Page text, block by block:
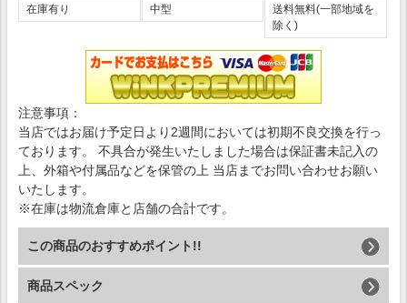
在庫有り
中型
送料無料(一部地域を
除く)
注意事項：
当店ではお届け予定日より2週間においては初期不良交換を行っ
ております。 不具合が発生いたしました場合は保証書未記入の
上、外箱や付属品などを保管の上 当店までお問い合わせお願い
いたします。
※在庫は物流倉庫と店舗の合計です。
この商品のおすすめポイント!!
商品スペック